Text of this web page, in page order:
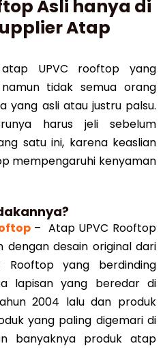
Asli hanya di
Atap
UPVC rooftop yang
tidak semua orang
yang asli atau justru palsu.
harus jeli sebelum
satu ini, karena keaslian
mempengaruhi kenyaman
– Atap UPVC Rooftop
dengan desain original dari
Rooftop yang berdinding
lapisan yang beredar di
2004 lalu dan produk
yang paling digemari di
banyaknya produk atap